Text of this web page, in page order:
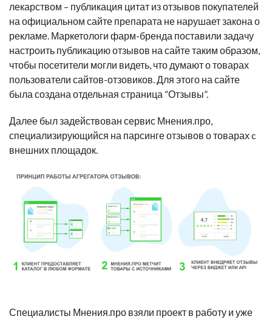
лекарством – публикация цитат из отзывов покупателей
на официальном сайте препарата не нарушает закона о
рекламе. Маркетологи фарм-бренда поставили задачу
настроить публикацию отзывов на сайте таким образом,
чтобы посетители могли видеть, что думают о товарах
пользователи сайтов-отзовиков. Для этого на сайте
была создана отдельная страница “Отзывы”.
Далее был задействован сервис Мнения.про,
специализирующийся на парсинге отзывов о товарах c
внешних площадок.
Специалисты Мнения.про взяли проект в работу и уже